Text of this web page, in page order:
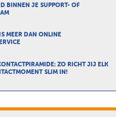
BINNEN JE SUPPORT- OF
MEER DAN ONLINE
ZO RICHT JIJ ELK
SLIM IN!